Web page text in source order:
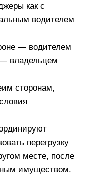
как с
водителем
— водителем
владельцем
сторонам,
перегрузку
месте, после
имуществом.